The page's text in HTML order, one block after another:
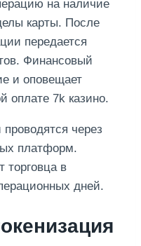
на наличие
карты. После
передается
Финансовый
и оповещает
оплате 7k казино.
через
платформ.
торговца в
дней.